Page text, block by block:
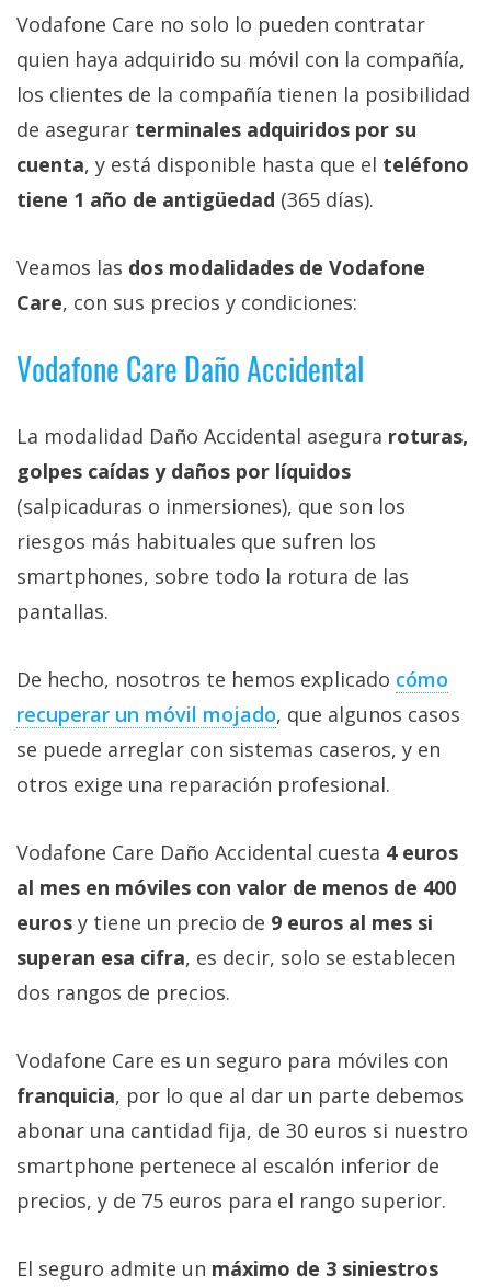
/
Publicidad
/
Cambiar
opciones
de
privacidad
Legal
comunicación
digital donde
noticias sobre
tecnología,
móviles,
ordenadores,
apps,
informática,
videojuegos,
comparativas,
trucos y
tutoriales.
El Grupo
Informático
(CC) 2006-
2026.Algunos
derechos
reservados .
Vodafone Care no solo lo pueden contratar
quien haya adquirido su móvil con la compañía,
los clientes de la compañía tienen la posibilidad
de asegurar terminales adquiridos por su
cuenta, y está disponible hasta que el teléfono
tiene 1 año de antigüedad (365 días).
Veamos las dos modalidades de Vodafone
Care, con sus precios y condiciones:
Vodafone Care Daño Accidental
La modalidad Daño Accidental asegura roturas,
golpes caídas y daños por líquidos
(salpicaduras o inmersiones), que son los
riesgos más habituales que sufren los
smartphones, sobre todo la rotura de las
pantallas.
De hecho, nosotros te hemos explicado cómo
recuperar un móvil mojado, que algunos casos
se puede arreglar con sistemas caseros, y en
otros exige una reparación profesional.
Vodafone Care Daño Accidental cuesta 4 euros
al mes en móviles con valor de menos de 400
euros y tiene un precio de 9 euros al mes si
superan esa cifra, es decir, solo se establecen
dos rangos de precios.
Vodafone Care es un seguro para móviles con
franquicia, por lo que al dar un parte debemos
abonar una cantidad fija, de 30 euros si nuestro
smartphone pertenece al escalón inferior de
precios, y de 75 euros para el rango superior.
El seguro admite un máximo de 3 siniestros